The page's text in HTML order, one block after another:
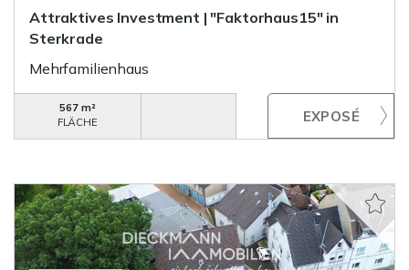
Attraktives Investment | "Faktorhaus15" in
Sterkrade
Mehrfamilienhaus
567 m²
FLÄCHE